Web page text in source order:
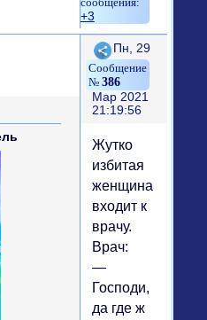
+3
Поделиться
386
Пн, 29
Мар 2021
21:19:56
Жутко
избитая
женщина
входит к
врачу.
Врач:
—
Господи,
да где ж